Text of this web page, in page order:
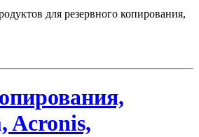
для резервного копирования,
Acronis,